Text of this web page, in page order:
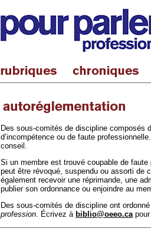
Des sous-comités de discipline composés
d’incompétence ou de faute
conseil.
Si un membre est trouvé coupable de
peut être révoqué, suspendu ou assorti de
également recevoir une réprimande, une
publier son ordonnance ou enjoindre au
Des sous-comités de discipline ont
profession . Écrivez à biblio@oeeo.ca